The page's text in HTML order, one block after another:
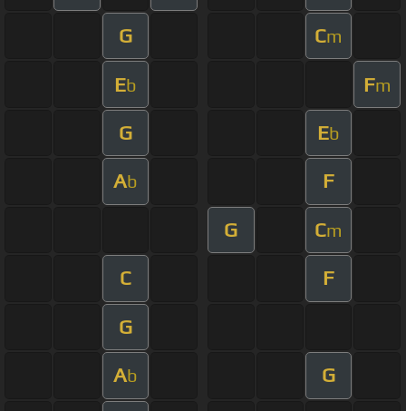
G Cm
Eb Fm
G Eb
Ab F
G Cm
C F
G
Ab G